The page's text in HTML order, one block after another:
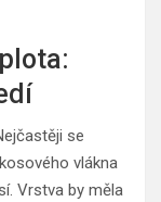
se
vlákna
Vrstva by měla